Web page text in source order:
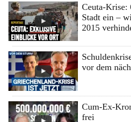
Ceuta-Krise:
Stadt ein –
2015
vor dem
Cum-Ex-
frei